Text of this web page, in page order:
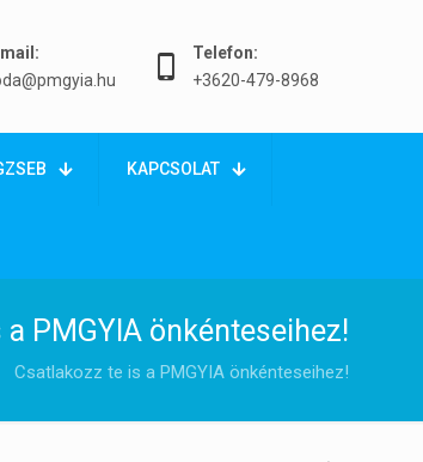
Telefon:
+3620-479-8968
KAPCSOLAT
PMGYIA önkénteseihez!
Csatlakozz te is a PMGYIA önkénteseihez!